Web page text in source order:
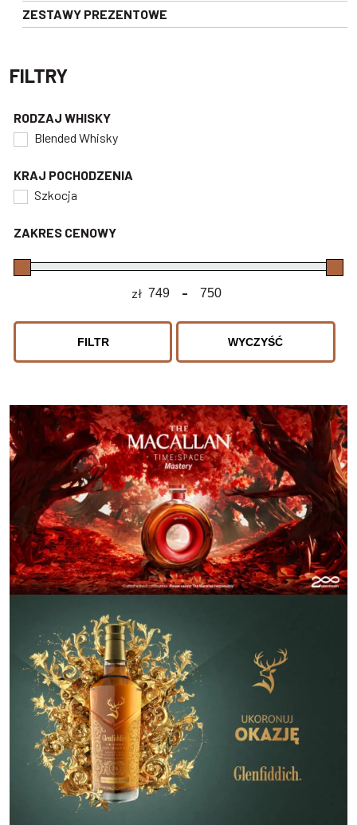
ZESTAWY PREZENTOWE
FILTRY
RODZAJ WHISKY
Blended Whisky
KRAJ POCHODZENIA
Szkocja
ZAKRES CENOWY
zł Minimum Price
-
Maximum Price
FILTR WYCZYŚĆ